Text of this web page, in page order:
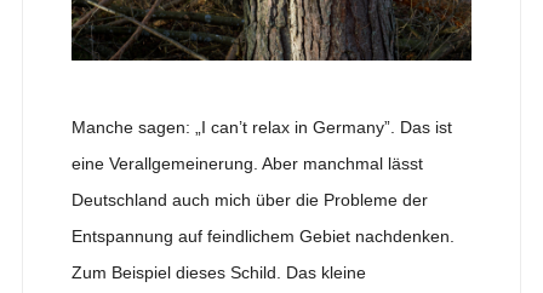
Manche sagen: „I can’t relax in Germany”. Das ist
eine Verallgemeinerung. Aber manchmal lässt
Deutschland auch mich über die Probleme der
Entspannung auf feindlichem Gebiet nachdenken.
Zum Beispiel dieses Schild. Das kleine